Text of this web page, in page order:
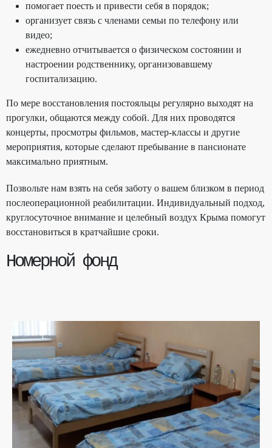
помогает поесть и привести себя в порядок;
организует связь с членами семьи по телефону или
видео;
ежедневно отчитывается о физическом состоянии и
настроении родственнику, организовавшему
госпитализацию.
По мере восстановления постояльцы регулярно выходят на
прогулки, общаются между собой. Для них проводятся
концерты, просмотры фильмов, мастер-классы и другие
мероприятия, которые сделают пребывание в пансионате
максимально приятным.
Позвольте нам взять на себя заботу о вашем близком в период
послеоперационной реабилитации. Индивидуальный подход,
круглосуточное внимание и целебный воздух Крыма помогут
восстановиться в кратчайшие сроки.
Номерной фонд